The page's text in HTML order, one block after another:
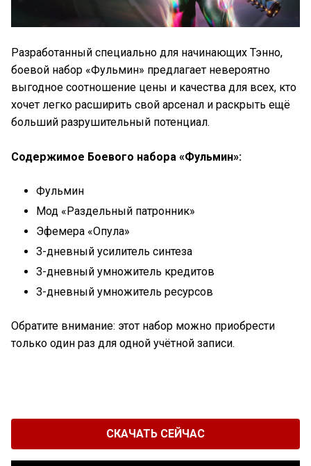
Разработанный специально для начинающих Тэнно,
боевой набор «Фульмин» предлагает невероятно
выгодное соотношение цены и качества для всех, кто
хочет легко расширить свой арсенал и раскрыть ещё
больший разрушительный потенциал.
Содержимое Боевого набора «Фульмин»:
Фульмин
Мод «Раздельный патронник»
Эфемера «Опула»
3-дневный усилитель синтеза
3-дневный умножитель кредитов
3-дневный умножитель ресурсов
Обратите внимание: этот набор можно приобрести
только один раз для одной учётной записи.
СКАЧАТЬ СЕЙЧАС